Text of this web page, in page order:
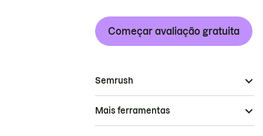
Começar avaliação gratuita
Semrush
Mais ferramentas